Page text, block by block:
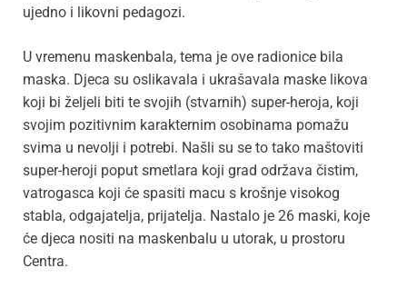
ujedno i likovni pedagozi.
U vremenu maskenbala, tema je ove radionice bila
maska. Djeca su oslikavala i ukrašavala maske likova
koji bi željeli biti te svojih (stvarnih) super-heroja, koji
svojim pozitivnim karakternim osobinama pomažu
svima u nevolji i potrebi. Našli su se to tako maštoviti
super-heroji poput smetlara koji grad održava čistim,
vatrogasca koji će spasiti macu s krošnje visokog
stabla, odgajatelja, prijatelja. Nastalo je 26 maski, koje
će djeca nositi na maskenbalu u utorak, u prostoru
Centra.